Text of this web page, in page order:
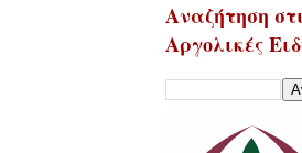
Αναζήτηση
Αργολικές